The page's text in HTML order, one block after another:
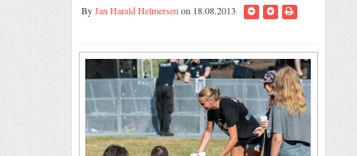
ByJan Harald Helmersen on 18.08.2013